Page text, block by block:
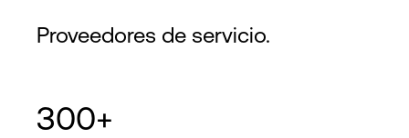
Proveedores de servicio.
300+